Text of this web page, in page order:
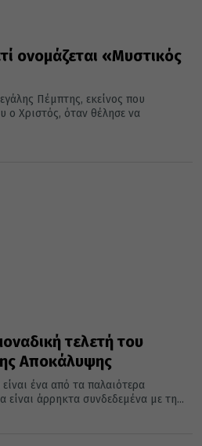
ονομάζεται «Μυστικός
Πέμπτης, εκείνος που
ο Χριστός, όταν θέλησε να
τελετή του
Αποκάλυψης
ένα από τα παλαιότερα
είναι άρρηκτα συνδεδεμένα με τη...